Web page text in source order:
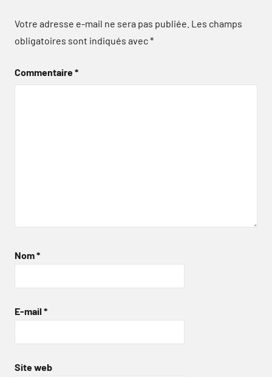
Votre adresse e-mail ne sera pas publiée. Les champs
obligatoires sont indiqués avec*
Commentaire*
Nom*
E-mail *
Site web